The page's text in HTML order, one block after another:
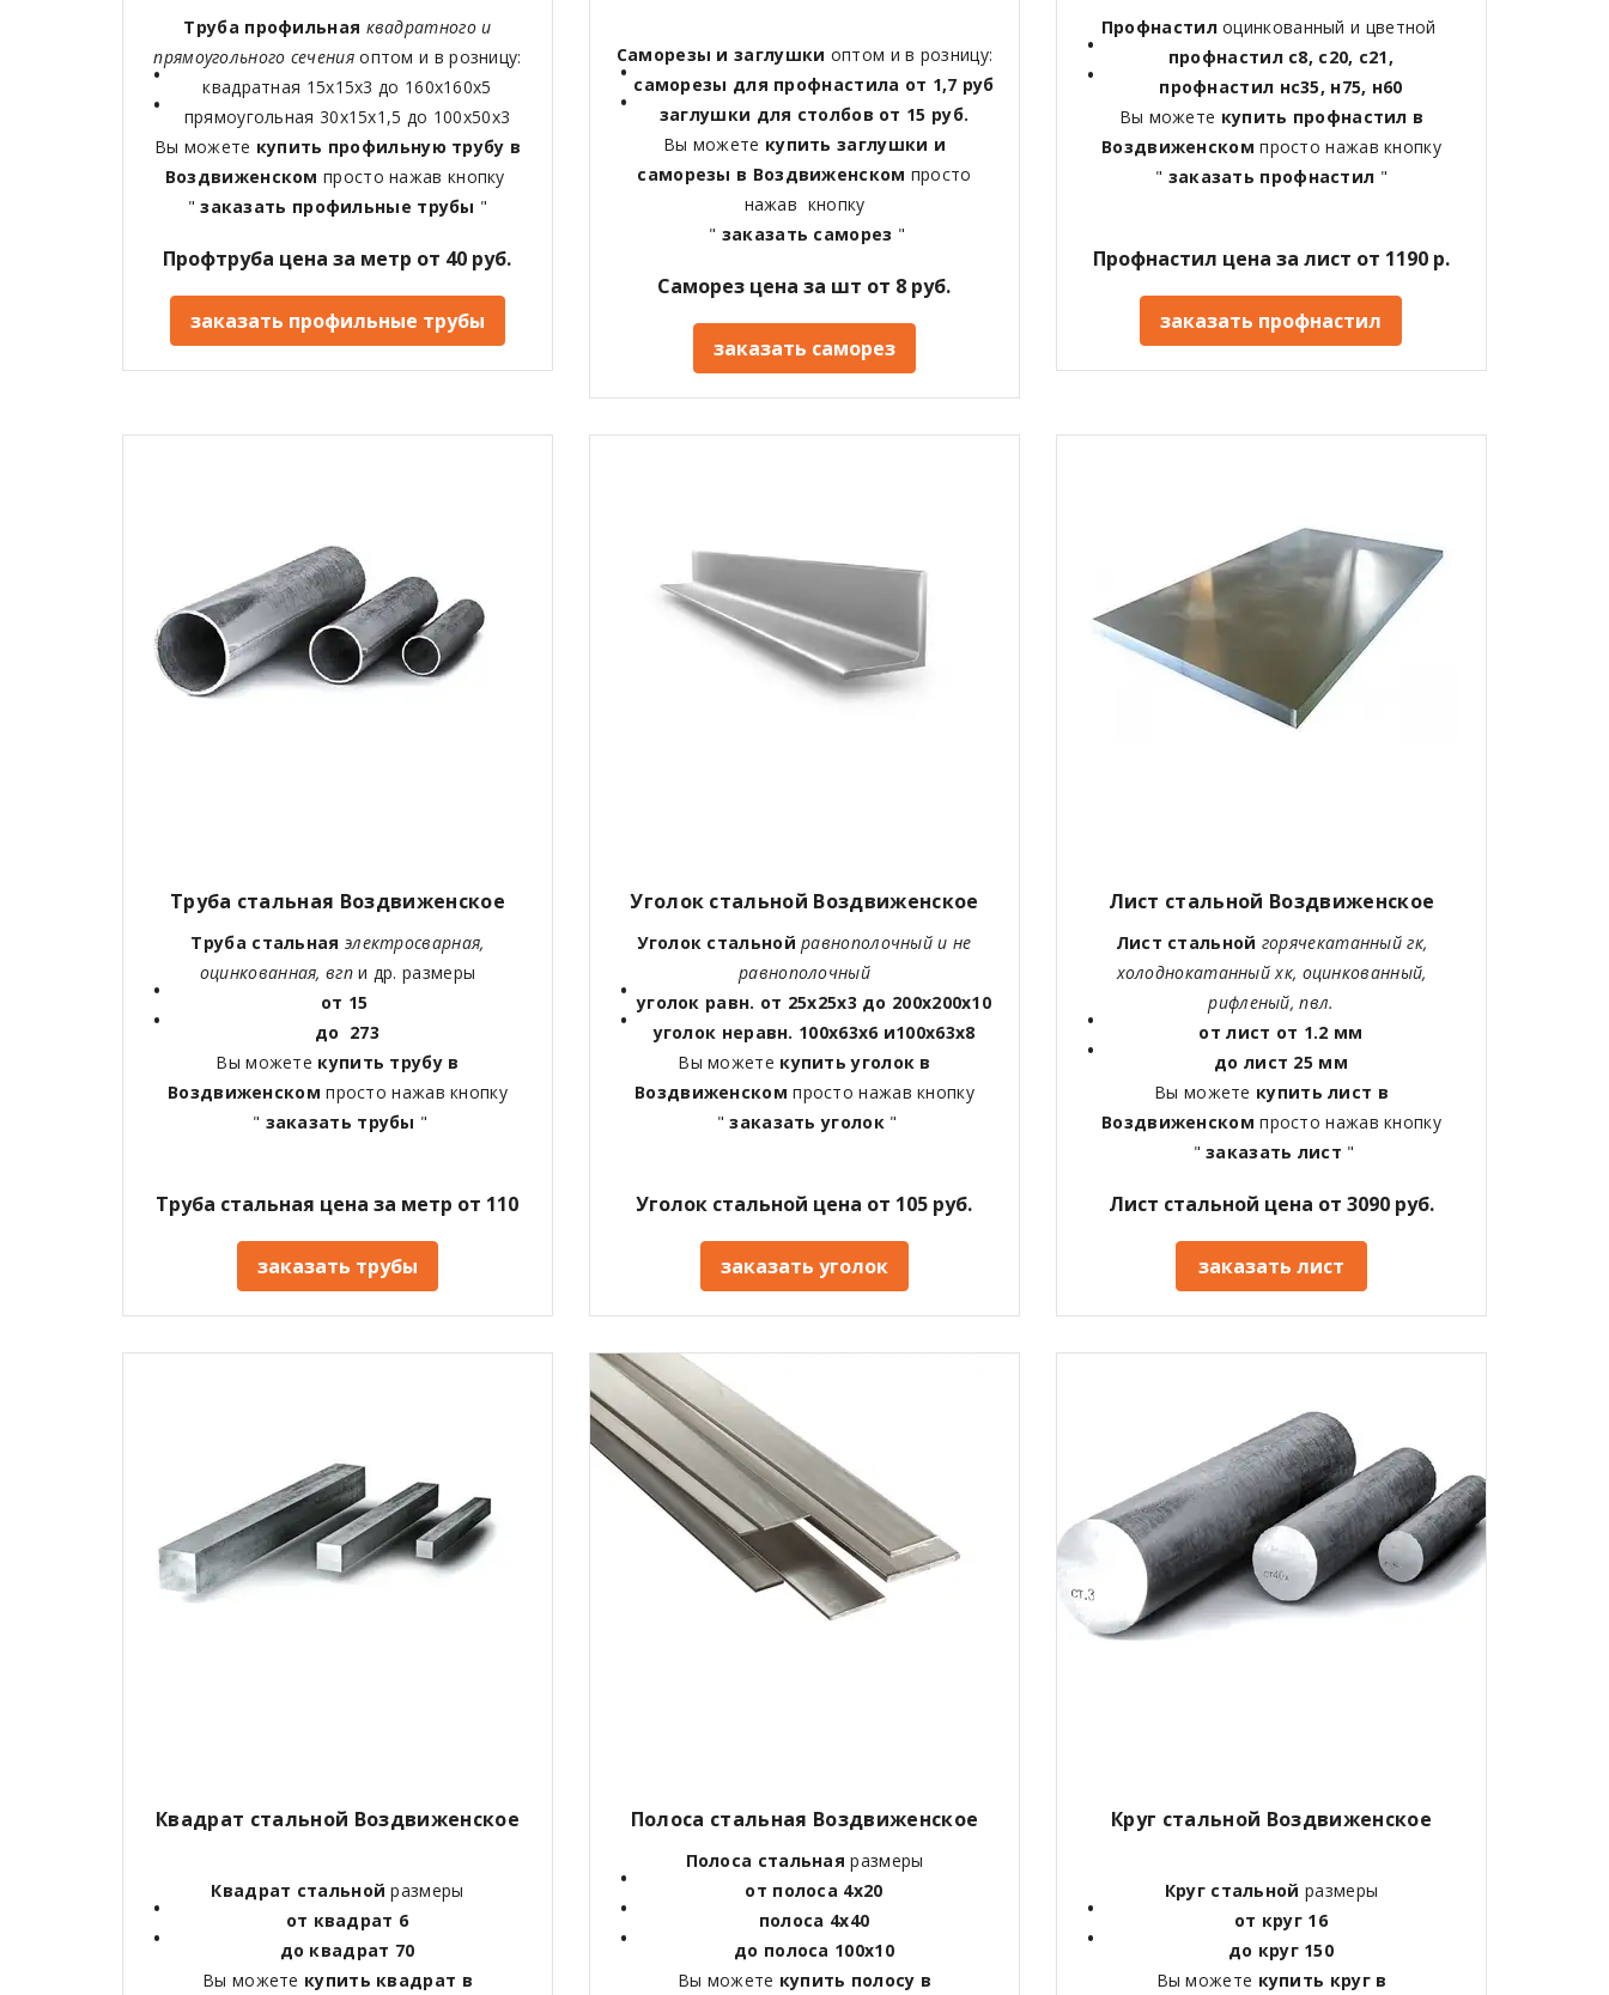
Труба профильная квадратного и
прямоугольного сеченияоптом и в розницу:
квадратная 15х15х3 до 160х160х5
прямоугольная 30х15х1,5 до 100х50х3
Вы можете купить профильную трубу в
Воздвиженскомпросто нажав кнопку
"заказать профильные трубы "
Профтруба цена за метр от 40 руб.
заказать профильные трубы
Саморезы и заглушки оптом и в розницу:
саморезы для профнастила от 1,7 руб
заглушки для столбов от 15 руб.
Вы можете купить заглушки и
саморезы в Воздвиженском просто
нажав кнопку
" заказать саморез "
Саморез цена за шт от 8 руб.
заказать саморез
Профнастилоцинкованный и цветной
профнастил с8, с20, с21,
профнастил нс35, н75, н60
Вы можете купить профнастил в
Воздвиженскомпросто нажав кнопку
" заказать профнастил "
Профнастил цена за лист от 1190 р.
заказать профнастил
Труба стальная Воздвиженское
Труба стальная электросварная,
оцинкованная, вгпи др. размеры
от 15
до 273
Вы можете купить трубу в
Воздвиженскомпросто нажав кнопку
" заказать трубы "
Труба стальная цена за метр от 110
заказать трубы
Уголок стальной Воздвиженское
Уголок стальнойравнополочный и не
равнополочный
уголок равн. от 25х25х3 до 200х200х10
уголок неравн. 100х63х6 и100х63х8
Вы можете купить уголок в
Воздвиженскомпросто нажав кнопку
" заказать уголок"
Уголок стальной цена от 105 руб.
заказать уголок
Лист стальной Воздвиженское
Лист стальной горячекатанный гк,
холоднокатанный хк, оцинкованный,
рифленый, пвл.
от лист от 1.2 мм
до лист 25 мм
Вы можете купить лист в
Воздвиженскомпросто нажав кнопку
"заказать лист "
Лист стальной цена от 3090 руб.
заказать лист
Квадрат стальной Воздвиженское
Квадрат стальной размеры
от квадрат 6
до квадрат 70
Вы можете купить квадрат в
Полоса стальная Воздвиженское
Полоса стальная размеры
от полоса 4х20
полоса 4х40
до полоса 100х10
Вы можете купить полосу в
Круг стальной Воздвиженское
Круг стальной размеры
от круг 16
до круг 150
Вы можете купить круг в